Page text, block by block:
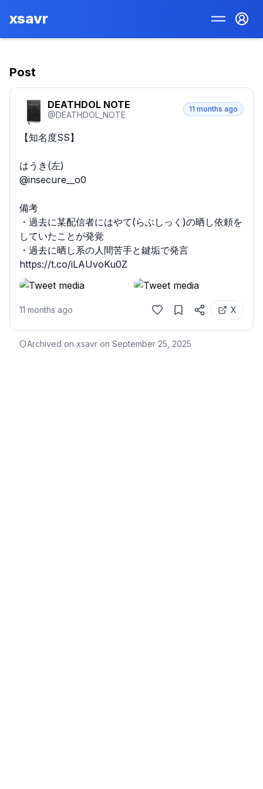
xsavr
Post
DEATHDOL NOTE
@DEATHDOL_NOTE
11 months ago
【知名度SS】
はうき(左)
@insecure__o0
備考
・過去に某配信者にはやて(らぶしっく)の晒し依頼を
していたことが発覚
・過去に晒し系の人間苦手と鍵垢で発言
https://t.co/iLAUvoKu0Z
11 months ago X
Archived on xsavr on September 25, 2025